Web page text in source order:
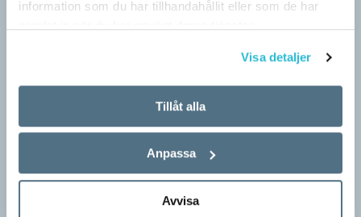
information som du har tillhandahållit eller som de har
Visa detaljer
Tillåt alla
Anpassa
Avvisa
Rör inte mitt asså!